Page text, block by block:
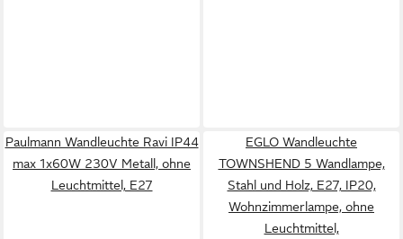
Paulmann Wandleuchte Ravi IP44
max 1x60W 230V Metall, ohne
Leuchtmittel, E27
EGLO Wandleuchte
TOWNSHEND 5 Wandlampe,
Stahl und Holz, E27, IP20,
Wohnzimmerlampe, ohne
Leuchtmittel,